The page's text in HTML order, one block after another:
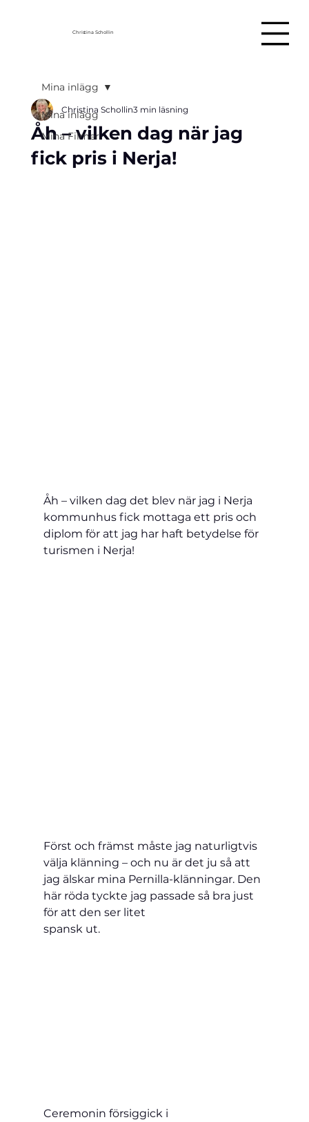
Christina Schollin
Mina inlägg
Mina Filmer
Mina inlägg
Åh – vilken dag när jag
fick pris i Nerja!
Christina Schollin3 min läsning
Åh – vilken dag det blev när jag i Nerja
kommunhus fick mottaga ett pris och
diplom för att jag har haft betydelse för
turismen i Nerja!
Först och främst måste jag naturligtvis
välja klänning – och nu är det ju så att
jag älskar mina Pernilla-klänningar. Den
här röda tyckte jag passade så bra just
för att den ser litet
spansk ut.
Ceremonin försiggick i